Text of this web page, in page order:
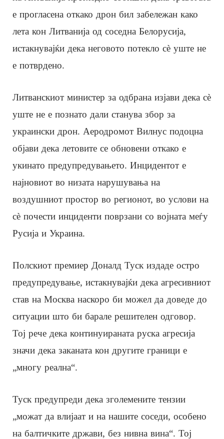
е прогласена откако дрон бил забележан како
лета кон Литванија од соседна Белорусија,
истакнувајќи дека неговото потекло сè уште не
е потврдено.
Литванскиот министер за одбрана изјави дека сè
уште не е познато дали станува збор за
украински дрон. Аеродромот Вилнус подоцна
објави дека летовите се обновени откако е
укинато предупредувањето. Инцидентот е
најновиот во низата нарушувања на
воздушниот простор во регионот, во услови на
сè почести инциденти поврзани со војната меѓу
Русија и Украина.
Полскиот премиер Доналд Туск издаде остро
предупредување, истакнувајќи дека агресивниот
став на Москва наскоро би можел да доведе до
ситуации што би барале решителен одговор.
Тој рече дека континуираната руска агресија
значи дека заканата кон другите граници е
„многу реална“.
Туск предупреди дека зголемените тензии
„можат да влијаат и на нашите соседи, особено
на балтичките држави, без нивна вина“. Тој